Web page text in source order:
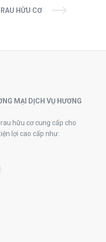
HỮU CƠ
MẠI DỊCH VỤ HƯƠNG
hữu cơ cung cấp cho
lợi cao cấp như: